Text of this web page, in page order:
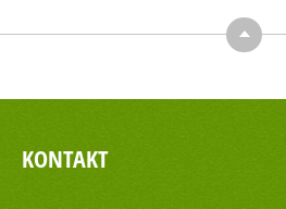
Top
KONTAKT